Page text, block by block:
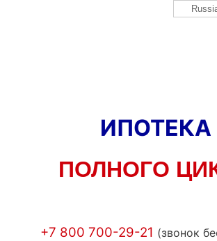
ИПОТЕКА
ПОЛНОГО
+7 800 700-29-21 (звонок